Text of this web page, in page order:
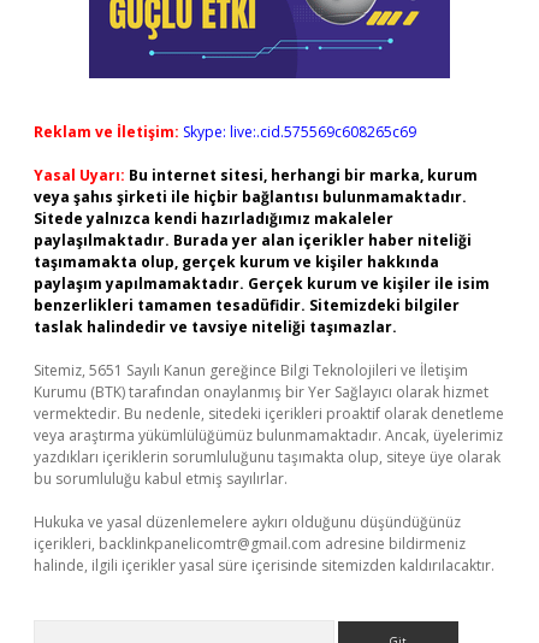
Reklam ve İletişim: Skype: live:.cid.575569c608265c69
Yasal Uyarı: Bu internet sitesi, herhangi bir marka, kurum
veya şahıs şirketi ile hiçbir bağlantısı bulunmamaktadır.
Sitede yalnızca kendi hazırladığımız makaleler
paylaşılmaktadır. Burada yer alan içerikler haber niteliği
taşımamakta olup, gerçek kurum ve kişiler hakkında
paylaşım yapılmamaktadır. Gerçek kurum ve kişiler ile isim
benzerlikleri tamamen tesadüfidir. Sitemizdeki bilgiler
taslak halindedir ve tavsiye niteliği taşımazlar.
Sitemiz, 5651 Sayılı Kanun gereğince Bilgi Teknolojileri ve İletişim
Kurumu (BTK) tarafından onaylanmış bir Yer Sağlayıcı olarak hizmet
vermektedir. Bu nedenle, sitedeki içerikleri proaktif olarak denetleme
veya araştırma yükümlülüğümüz bulunmamaktadır. Ancak, üyelerimiz
yazdıkları içeriklerin sorumluluğunu taşımakta olup, siteye üye olarak
bu sorumluluğu kabul etmiş sayılırlar.
Hukuka ve yasal düzenlemelere aykırı olduğunu düşündüğünüz
içerikleri, backlinkpanelicomtr@gmail.com adresine bildirmeniz
halinde, ilgili içerikler yasal süre içerisinde sitemizden kaldırılacaktır.